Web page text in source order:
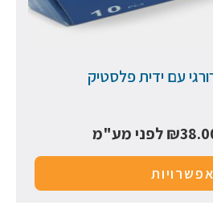
עם ידית פלסטיק
₪לפני מע"מ
אפשרויות